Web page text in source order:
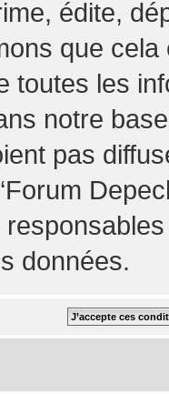
édite,
que cela
toutes les
notre
pas
données.